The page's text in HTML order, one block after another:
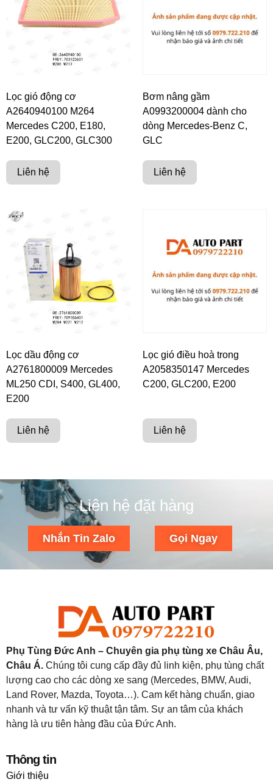
Lọc gió động cơ
A2640940100 M264
Mercedes C200, E180,
E200, GLC200, GLC300
Liên hệ
Bơm nâng gầm
A0993200004 dành cho
dòng Mercedes-Benz C,
GLC
Liên hệ
Lọc dầu động cơ
A2761800009 Mercedes
ML250 CDI, S400, GL400,
E200
Liên hệ
Lọc gió điều hoà trong
A2058350147 Mercedes
C200, GLC200, E200
Liên hệ
Liên hệ đặt hàng
Nhắn Tin Zalo Gọi Ngay
Phụ Tùng Đức Anh – Chuyên gia phụ tùng xe Châu Âu,
Châu Á. Chúng tôi cung cấp đầy đủ linh kiện, phụ tùng chất
lượng cao cho các dòng xe sang (Mercedes, BMW, Audi,
Land Rover, Mazda, Toyota…). Cam kết hàng chuẩn, giao
nhanh và tư vấn kỹ thuật tận tâm. Sự an tâm của khách
hàng là ưu tiên hàng đầu của Đức Anh.
Thông tin
Giới thiệu